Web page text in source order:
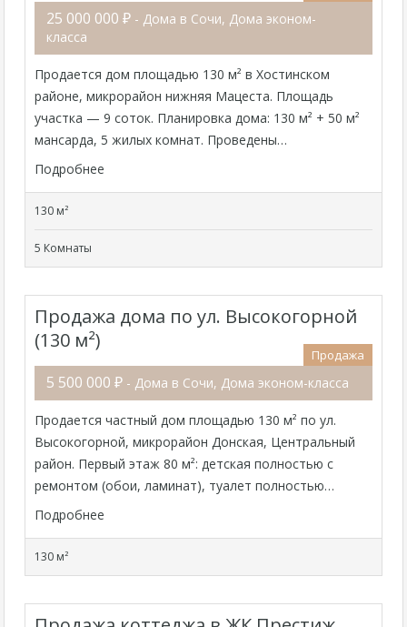
25 000 000 ₽ - Дома в Сочи, Дома эконом-
класса
Продается дом площадью 130 м² в Хостинском
районе, микрорайон нижняя Мацеста. Площадь
участка — 9 соток. Планировка дома: 130 м² + 50 м²
мансарда, 5 жилых комнат. Проведены…
Подробнее
130 м²
5 Комнаты
Продажа дома по ул. Высокогорной
(130 м²)
Продажа
5 500 000 ₽ - Дома в Сочи, Дома эконом-класса
Продается частный дом площадью 130 м² по ул.
Высокогорной, микрорайон Донская, Центральный
район. Первый этаж 80 м²: детская полностью с
ремонтом (обои, ламинат), туалет полностью…
Подробнее
130 м²